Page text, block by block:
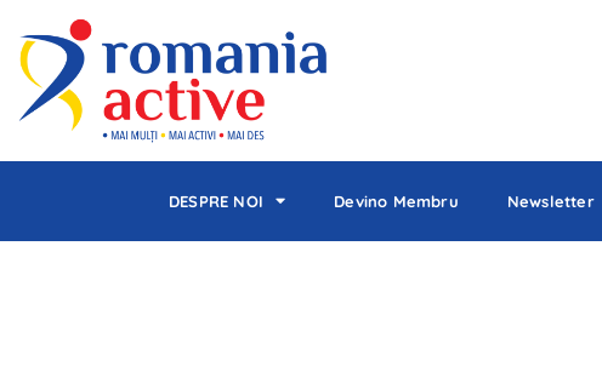
DESPRE NOI Devino Membru Newsletter